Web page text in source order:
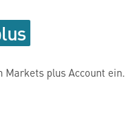
Markets plus Account ein.